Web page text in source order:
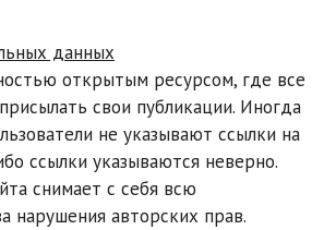
данных
открытым ресурсом, где все
свои публикации. Иногда
не указывают ссылки на
ссылки указываются неверно.
снимает с себя всю
нарушения авторских прав.